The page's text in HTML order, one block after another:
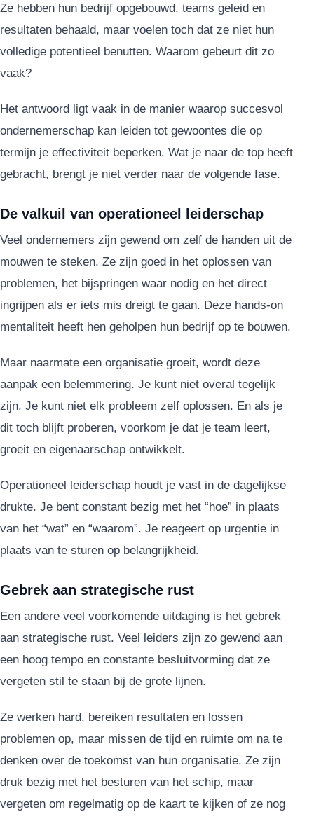
Ze hebben hun bedrijf opgebouwd, teams geleid en
resultaten behaald, maar voelen toch dat ze niet hun
volledige potentieel benutten. Waarom gebeurt dit zo
vaak?
Het antwoord ligt vaak in de manier waarop succesvol
ondernemerschap kan leiden tot gewoontes die op
termijn je effectiviteit beperken. Wat je naar de top heeft
gebracht, brengt je niet verder naar de volgende fase.
De valkuil van operationeel leiderschap
Veel ondernemers zijn gewend om zelf de handen uit de
mouwen te steken. Ze zijn goed in het oplossen van
problemen, het bijspringen waar nodig en het direct
ingrijpen als er iets mis dreigt te gaan. Deze hands-on
mentaliteit heeft hen geholpen hun bedrijf op te bouwen.
Maar naarmate een organisatie groeit, wordt deze
aanpak een belemmering. Je kunt niet overal tegelijk
zijn. Je kunt niet elk probleem zelf oplossen. En als je
dit toch blijft proberen, voorkom je dat je team leert,
groeit en eigenaarschap ontwikkelt.
Operationeel leiderschap houdt je vast in de dagelijkse
drukte. Je bent constant bezig met het “hoe” in plaats
van het “wat” en “waarom”. Je reageert op urgentie in
plaats van te sturen op belangrijkheid.
Gebrek aan strategische rust
Een andere veel voorkomende uitdaging is het gebrek
aan strategische rust. Veel leiders zijn zo gewend aan
een hoog tempo en constante besluitvorming dat ze
vergeten stil te staan bij de grote lijnen.
Ze werken hard, bereiken resultaten en lossen
problemen op, maar missen de tijd en ruimte om na te
denken over de toekomst van hun organisatie. Ze zijn
druk bezig met het besturen van het schip, maar
vergeten om regelmatig op de kaart te kijken of ze nog